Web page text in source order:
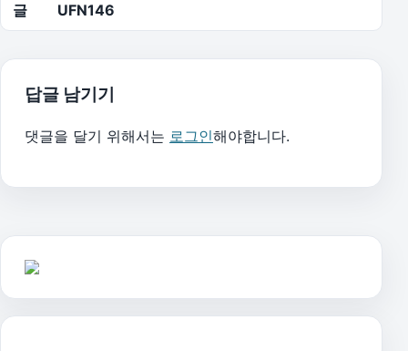
글
UFN146
답글 남기기
댓글을 달기 위해서는 로그인해야합니다.